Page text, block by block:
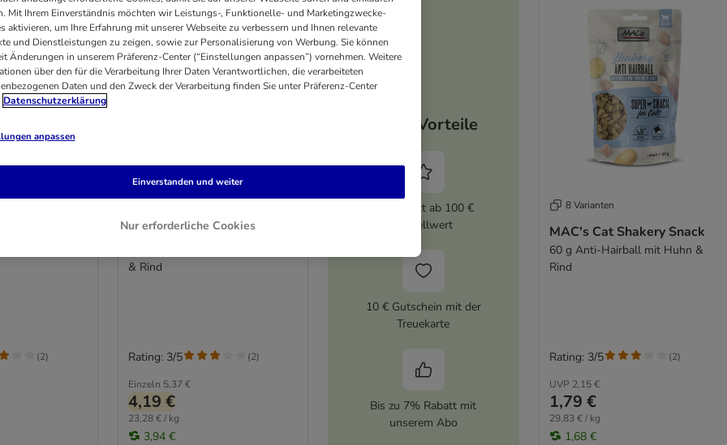
Snack
(2)
MAC's Cat Shakery Snack
& Rind
Einzeln 5,37 €
4,19 €
23,28 € / kg
3,94 €
Rating: 3/5 (2)
Deine Vorteile
5% Rabatt ab 100 €
Bestellwert
10 € Gutschein mit der
Treuekarte
Bis zu 7% Rabatt mit
unserem Abo
8 Varianten
MAC's Cat Shakery Snack
60 g Anti-Hairball mit Huhn &
Rind
UVP 2,15 €
1,79 €
29,83 € / kg
1,68 €
Rating: 3/5 (2)
Mit Ihrem Einverständnis möchten wir Leistungs-, Funktionelle- und Marketingzwecke-
aktivieren, um Ihre Erfahrung mit unserer Webseite zu verbessern und Ihnen relevante
und Dienstleistungen zu zeigen, sowie zur Personalisierung von Werbung. Sie können
Änderungen in unserem Präferenz-Center (“Einstellungen anpassen”) vornehmen. Weitere
über den für die Verarbeitung Ihrer Daten Verantwortlichen, die verarbeiteten
Daten und den Zweck der Verarbeitung finden Sie unter Präferenz-Center
Datenschutzerklärung
anpassen
Nur erforderliche Cookies
Einverstanden und weiter